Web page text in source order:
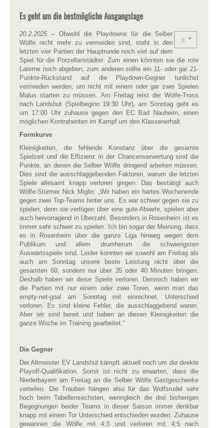
Es geht um die bestmögliche Ausgangslage
20.2.2025– Obwohl die Playdowns für die Selber
Wölfe nicht mehr zu vermeiden sind, steht in den
letzten vier Partien der Hauptrunde noch viel auf dem
Spiel für die Porzellanstädter: Zum einen könnten sie die rote
Laterne noch abgeben, zum anderen sollte ein 11- oder gar 21-
Punkte-Rückstand auf die Playdown-Gegner tunlichst
vermieden werden, um nicht mit einem oder gar zwei Spielen
Malus starten zu müssen. Am Freitag reist der Wölfe-Tross
nach Landshut (Spielbeginn 19:30 Uhr), am Sonntag geht es
um 17:00 Uhr zuhause gegen den EC Bad Nauheim, einen
möglichen Kontrahenten im Kampf um den Klassenerhalt.
Formkurve
Kleinigkeiten, die fehlende Konstanz über die gesamte
Spielzeit und die Effizienz in der Chancenverwertung sind die
Punkte, an denen die Selber Wölfe dringend arbeiten müssen.
Dies sind die ausschlaggebenden Faktoren, warum die letzten
Spiele allesamt knapp verloren gingen. Das bestätigt auch
Wölfe-Stürmer Nick Miglio: „Wir haben ein hartes Wochenende
gegen zwei Top-Teams hinter uns. Es war schwer gegen sie zu
spielen, denn sie verfügen über eine gute Abwehr, spielen aber
auch hervorragend in Überzahl. Besonders in Rosenheim ist es
immer sehr schwer zu spielen. Ich bin sogar der Meinung, dass
es in Rosenheim über die ganze Liga hinweg wegen dem
Publikum und allem drumherum die schwierigsten
Auswärtsspiele sind. Leider konnten wir sowohl am Freitag als
auch am Sonntag unsere beste Leistung nicht über die
gesamten 60, sondern nur über 35 oder 40 Minuten bringen.
Deshalb haben wir diese Spiele verloren. Dennoch haben wir
die Partien mit nur einem oder zwei Toren, wenn man das
empty-net-goal am Sonntag mit einrechnet, Unterschied
verloren. Es sind kleine Fehler, die ausschlaggebend waren.
Aber wir sind bereit und haben an diesen Kleinigkeiten die
ganze Woche im Training gearbeitet.“
Die Gegner
Der Altmeister EV Landshut kämpft aktuell noch um die direkte
Playoff-Qualifikation. Somit ist nicht zu erwarten, dass die
Niederbayern am Freitag an die Selber Wölfe Gastgeschenke
verteilen. Die Trauben hängen also für das Wolfsrudel sehr
hoch beim Tabellensechsten, wenngleich die drei bisherigen
Begegnungen beider Teams in dieser Saison immer denkbar
knapp mit einem Tor Unterschied entschieden wurden. Zuhause
gewannen die Wölfe mit 4:3 und verloren mit 4:5 nach